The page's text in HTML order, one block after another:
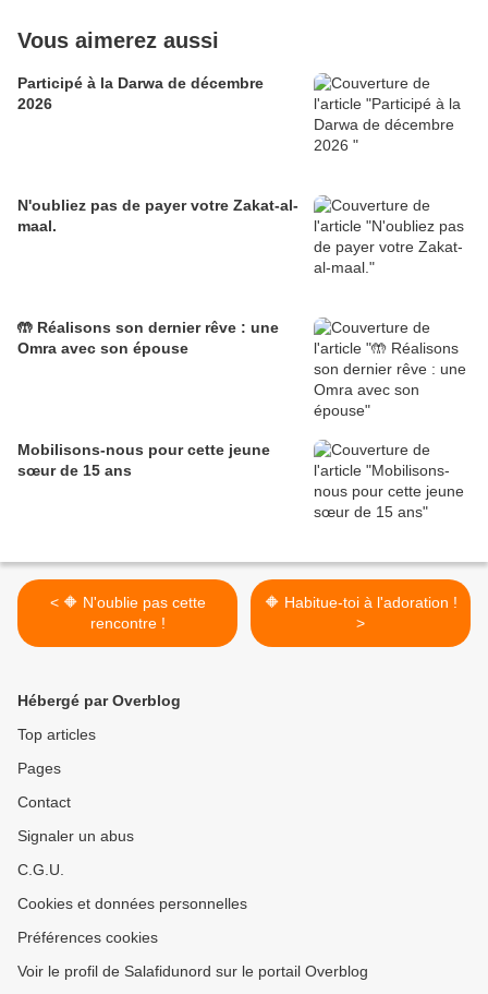
Vous aimerez aussi
Participé à la Darwa de décembre
2026
N'oubliez pas de payer votre Zakat-al-
maal.
🤲 Réalisons son dernier rêve : une
Omra avec son épouse
Mobilisons-nous pour cette jeune
sœur de 15 ans
< 🔶 N'oublie pas cette
rencontre !
🔶 Habitue-toi à l'adoration !
>
Hébergé par Overblog
Top articles
Pages
Contact
Signaler un abus
C.G.U.
Cookies et données personnelles
Préférences cookies
Voir le profil de Salafidunord sur le portail Overblog